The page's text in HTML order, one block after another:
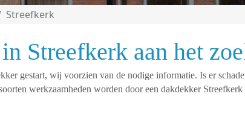
Streefkerk
Streefkerk aan het
gestart, wij voorzien van de nodige informatie. Is er
werkzaamheden worden door een dakdekker Streefkerk